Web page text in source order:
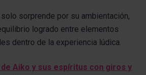
sorprende por su ambientación,
logrado entre elementos
dentro de la experiencia lúdica.
Aiko y sus espíritus con giros y